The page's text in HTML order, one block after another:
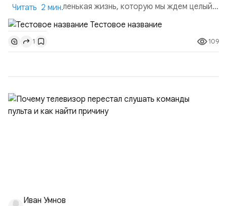
Зима — это маленькая жизнь, которую мы ждем целый
год. Оно начинается с утренней росы на траве и
пения птиц, которые будто сошли с ума от счастья. В
полде...
Читать 2 мин.
1 109
Иван Умнов